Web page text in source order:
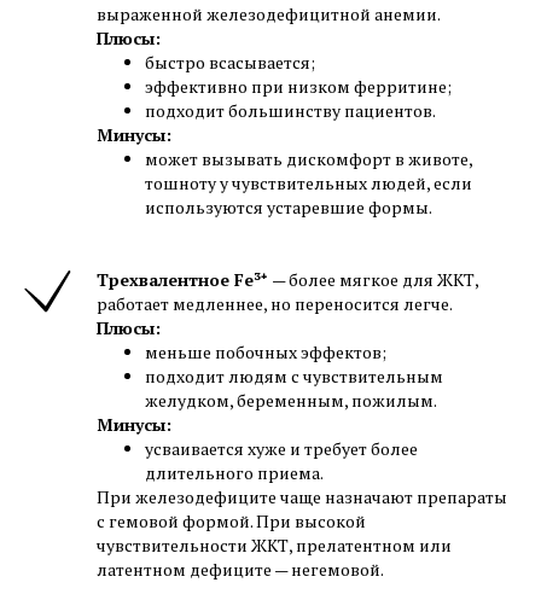
выраженной железодефицитной анемии.
Плюсы:
быстро всасывается;
эффективно при низком ферритине;
подходит большинству пациентов.
Минусы:
может вызывать дискомфорт в животе,
тошноту у чувствительных людей, если
используются устаревшие формы.
Трехвалентное Fe³⁺ — более мягкое для ЖКТ,
работает медленнее, но переносится легче.
Плюсы:
меньше побочных эффектов;
подходит людям с чувствительным
желудком, беременным, пожилым.
Минусы:
усваивается хуже и требует более
длительного приема.
При железодефиците чаще назначают препараты
с гемовой формой. При высокой
чувствительности ЖКТ, прелатентном или
латентном дефиците — негемовой.